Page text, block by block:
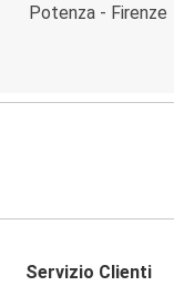
Potenza - Firenze
Servizio Clienti